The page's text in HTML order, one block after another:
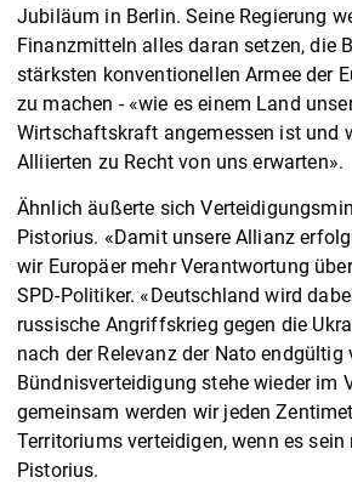
Jubiläum in Berlin. Seine Regierung
Finanzmitteln alles daran setzen, die
stärksten konventionellen Armee der
zu machen - «wie es einem Land
Wirtschaftskraft angemessen ist und
Alliierten zu Recht von uns erwarten».
Ähnlich äußerte sich
Pistorius. «Damit unsere Allianz
wir Europäer mehr Verantwortung
SPD-Politiker. «Deutschland wird
russische Angriffskrieg gegen die
nach der Relevanz der Nato endgültig
Bündnisverteidigung stehe wieder im
gemeinsam werden wir jeden
Territoriums verteidigen, wenn es sein
Pistorius.